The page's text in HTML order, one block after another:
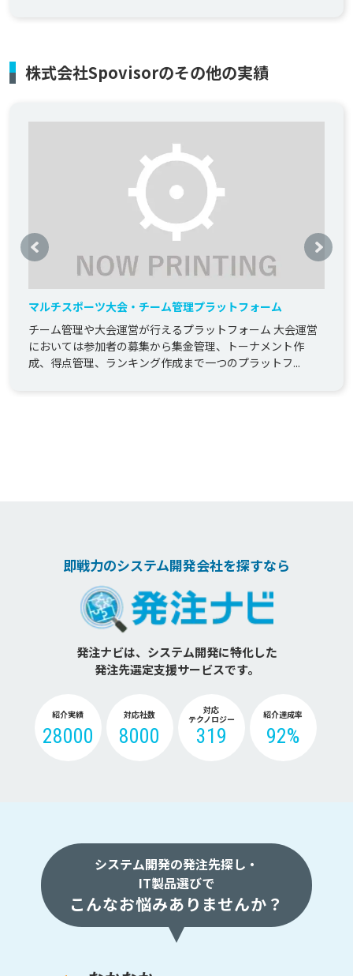
株式会社Spovisorのその他の実績
マルチスポーツ大会・チーム管理プラットフォーム
チーム管理や大会運営が行えるプラットフォーム 大会運営
においては参加者の募集から集金管理、トーナメント作
成、得点管理、ランキング作成まで一つのプラットフ...
即戦力のシステム開発会社を探すなら
発注ナビは、システム開発に特化した
発注先選定支援サービスです。
紹介実績
28000
対応社数
8000
対応
テクノロジー
319
紹介達成率
92%
システム開発の発注先探し・
IT製品選びで
こんなお悩みありませんか？